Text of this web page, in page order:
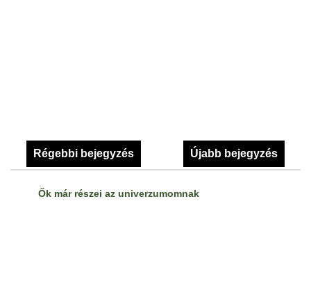
Újabb bejegyzés
Régebbi bejegyzés
Ők már részei az univerzumomnak